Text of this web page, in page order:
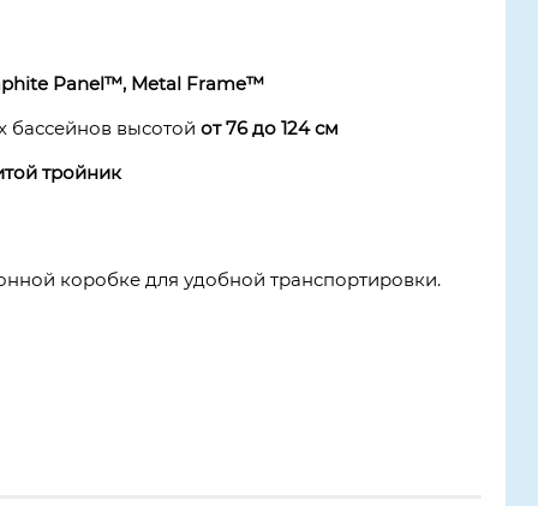
Panel™, Metal Frame™
бассейнов высотой от 76 до 124 см
тройник
коробке для удобной транспортировки.